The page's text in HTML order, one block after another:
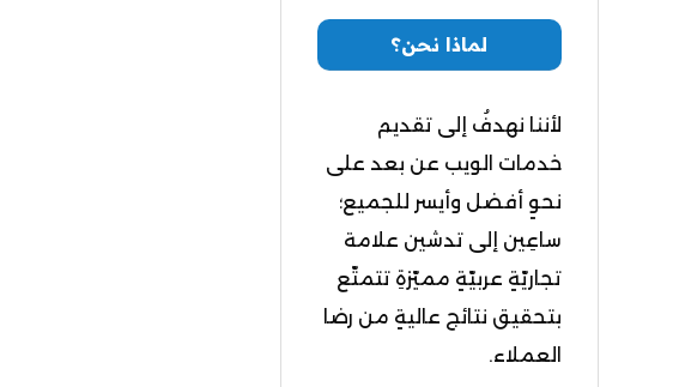
لماذا نحن؟
لأننا نهدفُ إلى تقديم
خدمات الويب عن بعد على
نحوٍ أفضل وأيسر للجميع؛
ساعِين إلى تدشين علامة
تجاريّةٍ عربيّةٍ مميّزةِ تتمتّع
بتحقيق نتائج عاليةٍ من رضا
العملاء.